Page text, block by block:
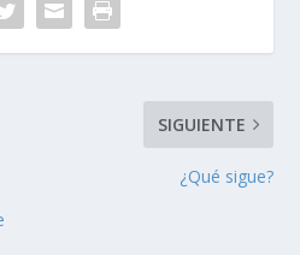
SIGUIENTE
¿Qué sigue?